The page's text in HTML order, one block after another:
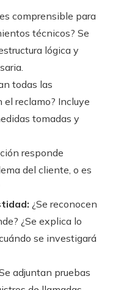
comprensible para
técnicos? Se
lógica y
todas las
reclamo? Incluye
tomadas y
responde
del cliente, o es
¿Se reconocen
¿Se explica lo
se investigará
adjuntan pruebas